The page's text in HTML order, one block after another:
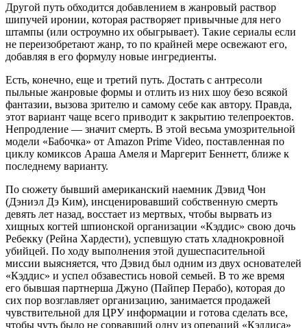
Другой путь обходится добавлением в жанровый раствор
шипучей иронии, которая растворяет привычные для него
штампы (или остроумно их обыгрывает). Такие сериалы если
не переизобретают жанр, то по крайней мере освежают его,
добавляя в его формулу новые ингредиенты.
Есть, конечно, еще и третий путь. Достать с антресоли
пыльные жанровые формы и отлить из них шоу безо всякой
фантазии, вызова зрителю и самому себе как автору. Правда,
этот вариант чаще всего приводит к закрытию телепроектов.
Непродление — значит смерть. В этой весьма умозрительной
модели «Бабочка» от Amazon Prime Video, поставленная по
циклу комиксов Араша Амеля и Маргерит Беннетт, ближе к
последнему варианту.
По сюжету бывший американский наемник Дэвид Чон
(Дэниэл Дэ Ким), инсценировавший собственную смерть
девять лет назад, восстает из мертвых, чтобы вырвать из
хищных когтей шпионской организации «Кэддис» свою дочь
Ребекку (Рейна Хардести), успевшую стать хладнокровной
убийцей. По ходу выполнения этой душеспасительной
миссии выясняется, что Дэвид был одним из двух основателей
«Кэддис» и успел обзавестись новой семьей. В то же время
его бывшая партнерша Джуно (Пайпер Перабо), которая до
сих пор возглавляет организацию, занимается продажей
чувствительной для ЦРУ информации и готова сделать все,
чтобы чуть было не сорвавший одну из операций «Кэддиса»